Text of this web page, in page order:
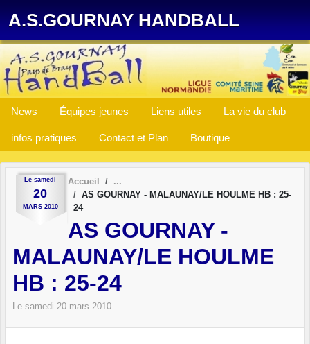
A.S.GOURNAY HANDBALL
News Équipes jeunes Liens utiles La vie du club
infos pratiques Contact et Plan Boutique
Le samedi
20
MARS 2010
Accueil
AS GOURNAY - MALAUNAY/LE HOULME HB : 25-
24
AS GOURNAY -
MALAUNAY/LE HOULME
HB : 25-24
Le samedi 20 mars 2010